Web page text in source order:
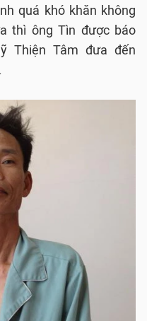
quá khó khăn không
thì ông Tìn được báo
Thiện Tâm đưa đến